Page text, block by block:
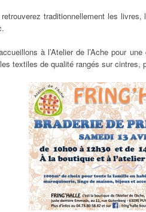
traditionnellement les
à l’Atelier de l’Ache pour
textiles de qualité rangés sur cintres,